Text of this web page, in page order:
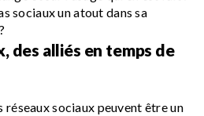
sociaux un atout dans sa
des alliés en temps de
réseaux sociaux peuvent être un